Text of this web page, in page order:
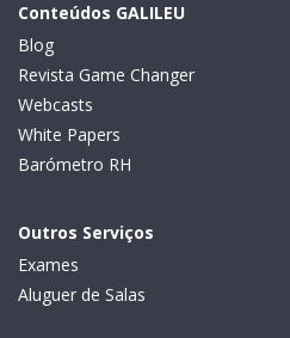
Conteúdos GALILEU
Blog
Revista Game Changer
Webcasts
White Papers
Barómetro RH
Outros Serviços
Exames
Aluguer de Salas